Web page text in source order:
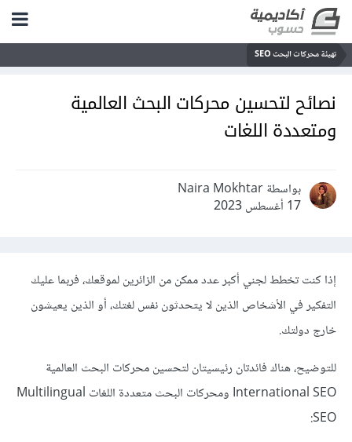
تهيئة محركات البحث SEO
نصائح لتحسين محركات البحث العالمية
ومتعددة اللغات
بواسطة Naira Mokhtar
17 أغسطس 2023
إذا كنت تخطط لجني أكبر عدد ممكن من الزائرين لموقعك، فربما عليك
التفكير في الأشخاص الذين لا يتحدثون نفس لغتك، أو الذين يعيشون
خارج دولتك.
للتوضيح، هناك فائدتان رئيسيتان لتحسين محركات البحث العالمية
International SEO ومحركات البحث متعددة اللغات Multilingual
SEO: